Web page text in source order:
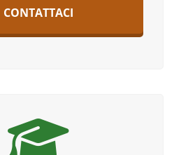
CONTATTACI